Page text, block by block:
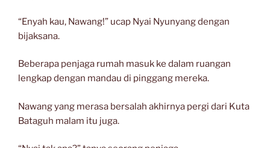
“Enyah kau, Nawang!” ucap Nyai Nyunyang dengan
bijaksana.
Beberapa penjaga rumah masuk ke dalam ruangan
lengkap dengan mandau di pinggang mereka.
Nawang yang merasa bersalah akhirnya pergi dari Kuta
Bataguh malam itu juga.